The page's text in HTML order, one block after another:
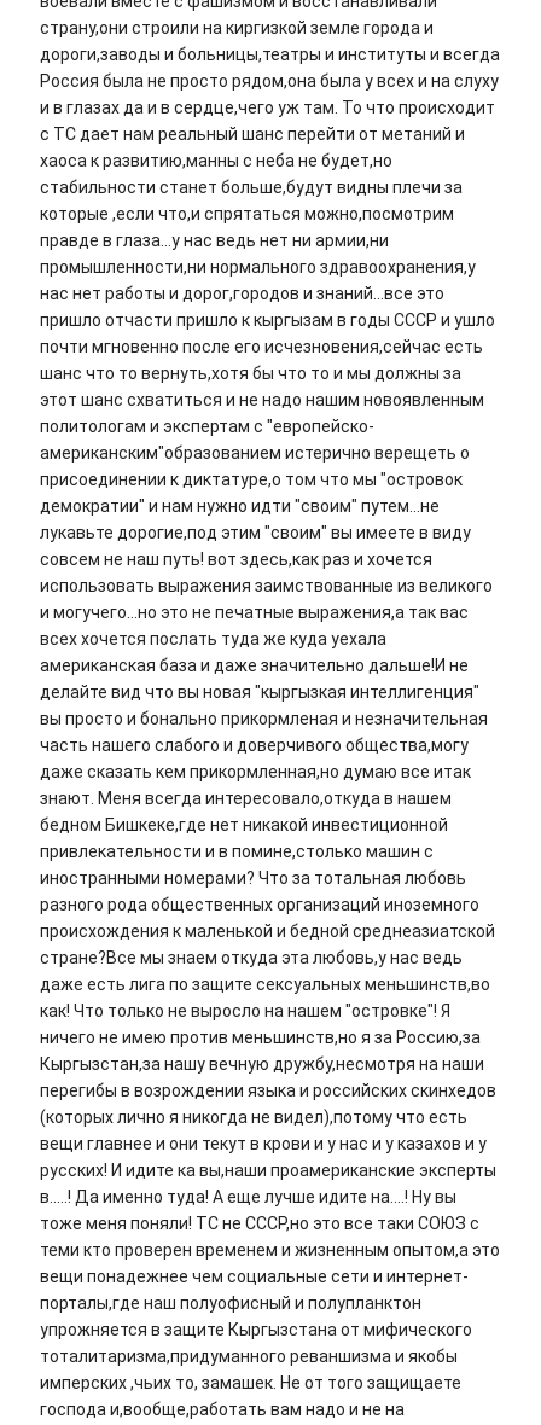
страну,они строили на киргизкой земле города и
дороги,заводы и больницы,театры и институты и всегда
Россия была не просто рядом,она была у всех и на слуху
и в глазах да и в сердце,чего уж там. То что происходит
с ТС дает нам реальный шанс перейти от метаний и
хаоса к развитию,манны с неба не будет,но
стабильности станет больше,будут видны плечи за
которые ,если что,и спрятаться можно,посмотрим
правде в глаза...у нас ведь нет ни армии,ни
промышленности,ни нормального здравоохранения,у
нас нет работы и дорог,городов и знаний...все это
пришло отчасти пришло к кыргызам в годы СССР и ушло
почти мгновенно после его исчезновения,сейчас есть
шанс что то вернуть,хотя бы что то и мы должны за
этот шанс схватиться и не надо нашим новоявленным
политологам и экспертам с "европейско-
американским"образованием истерично верещеть о
присоединении к диктатуре,о том что мы "островок
демократии" и нам нужно идти "своим" путем...не
лукавьте дорогие,под этим "своим" вы имеете в виду
совсем не наш путь! вот здесь,как раз и хочется
использовать выражения заимствованные из великого
и могучего...но это не печатные выражения,а так вас
всех хочется послать туда же куда уехала
американская база и даже значительно дальше!И не
делайте вид что вы новая "кыргызкая интеллигенция"
вы просто и бонально прикормленая и незначительная
часть нашего слабого и доверчивого общества,могу
даже сказать кем прикормленная,но думаю все итак
знают. Меня всегда интересовало,откуда в нашем
бедном Бишкеке,где нет никакой инвестиционной
привлекательности и в помине,столько машин с
иностранными номерами? Что за тотальная любовь
разного рода общественных организаций иноземного
происхождения к маленькой и бедной среднеазиатской
стране?Все мы знаем откуда эта любовь,у нас ведь
даже есть лига по защите сексуальных меньшинств,во
как! Что только не выросло на нашем "островке"! Я
ничего не имею против меньшинств,но я за Россию,за
Кыргызстан,за нашу вечную дружбу,несмотря на наши
перегибы в возрождении языка и российских скинхедов
(которых лично я никогда не видел),потому что есть
вещи главнее и они текут в крови и у нас и у казахов и у
русских! И идите ка вы,наши проамериканские эксперты
в.....! Да именно туда! А еще лучше идите на....! Ну вы
тоже меня поняли! ТС не СССР,но это все таки СОЮЗ с
теми кто проверен временем и жизненным опытом,а это
вещи понадежнее чем социальные сети и интернет-
порталы,где наш полуофисный и полупланктон
упрожняется в защите Кыргызстана от мифического
тоталитаризма,придуманного реваншизма и якобы
имперских ,чьих то, замашек. Не от того защищаете
господа и,вообще,работать вам надо и не на